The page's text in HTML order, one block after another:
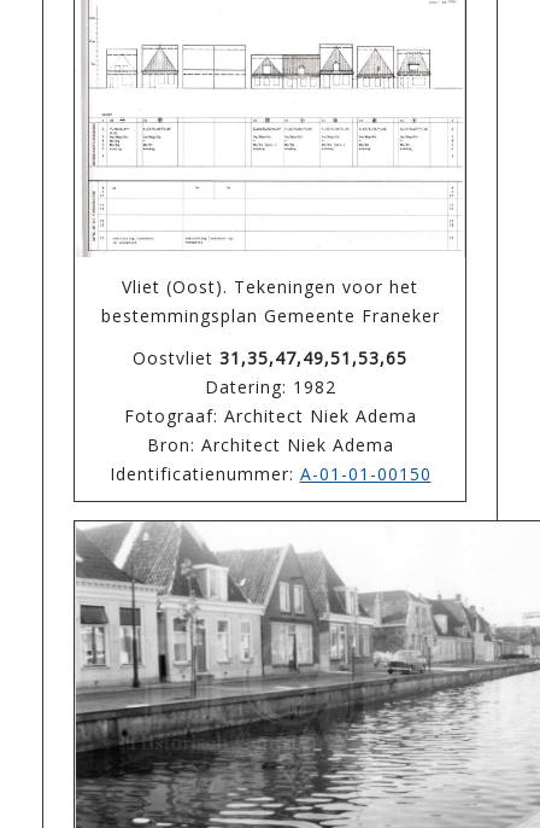
Vliet (Oost). Tekeningen voor het
bestemmingsplan Gemeente Franeker
Oostvliet 31,35,47,49,51,53,65
Datering: 1982
Fotograaf: Architect Niek Adema
Bron: Architect Niek Adema
Identificatienummer: A-01-01-00150